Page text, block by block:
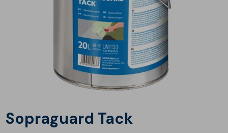
Sopraguard Tack